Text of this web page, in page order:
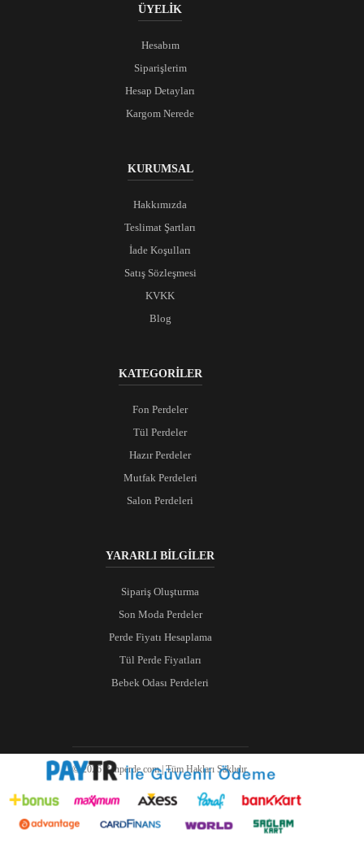
ÜYELİK
Hesabım
Siparişlerim
Hesap Detayları
Kargom Nerede
KURUMSAL
Hakkımızda
Teslimat Şartları
İade Koşulları
Satış Sözleşmesi
KVKK
Blog
KATEGORİLER
Fon Perdeler
Tül Perdeler
Hazır Perdeler
Mutfak Perdeleri
Salon Perdeleri
YARARLI BİLGİLER
Sipariş Oluşturma
Son Moda Perdeler
Perde Fiyatı Hesaplama
Tül Perde Fiyatları
Bebek Odası Perdeleri
© 2026 Ranperde.com | Tüm Hakları Saklıdır.